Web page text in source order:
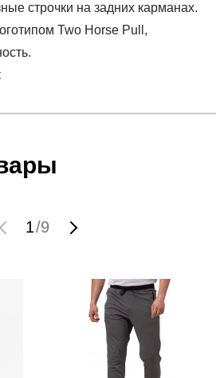
строчки на задних карманах.
Two Horse Pull,
Original Jeans Light Indigo
дня
транспортными ТК, а также с
1/9